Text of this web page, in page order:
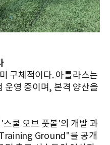
구체적이다. 아틀라스는
운영 중이며, 본격 양산을
쿨 오브 풋볼'의 개발 과
Ground"를 공개